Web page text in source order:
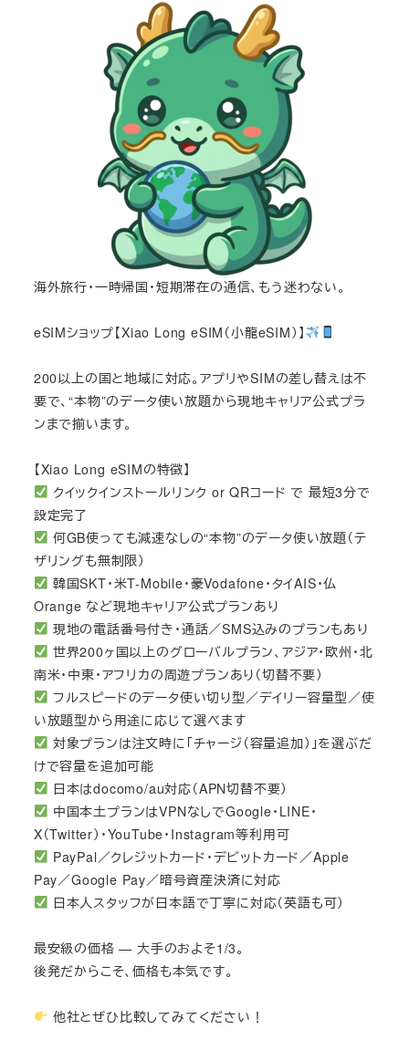
海外旅行・一時帰国・短期滞在の通信、もう迷わない。
eSIMショップ【Xiao Long eSIM（小龍eSIM）】
200以上の国と地域に対応。アプリやSIMの差し替えは不
要で、“本物”のデータ使い放題から現地キャリア公式プラ
ンまで揃います。
【Xiao Long eSIMの特徴】
クイックインストールリンク or QRコード で 最短3分で
設定完了
何GB使っても減速なしの“本物”のデータ使い放題（テ
ザリングも無制限）
韓国SKT・米T-Mobile・豪Vodafone・タイAIS・仏
Orange など現地キャリア公式プランあり
現地の電話番号付き・通話／SMS込みのプランもあり
世界200ヶ国以上のグローバルプラン、アジア・欧州・北
南米・中東・アフリカの周遊プランあり（切替不要）
フルスピードのデータ使い切り型／デイリー容量型／使
い放題型から用途に応じて選べます
対象プランは注文時に「チャージ（容量追加）」を選ぶだ
けで容量を追加可能
日本はdocomo/au対応（APN切替不要）
中国本土プランはVPNなしでGoogle・LINE・
X（Twitter）・YouTube・Instagram等利用可
PayPal／クレジットカード・デビットカード／Apple
Pay／Google Pay／暗号資産決済に対応
日本人スタッフが日本語で丁寧に対応（英語も可）
最安級の価格 — 大手のおよそ1/3。
後発だからこそ、価格も本気です。
他社とぜひ比較してみてください！